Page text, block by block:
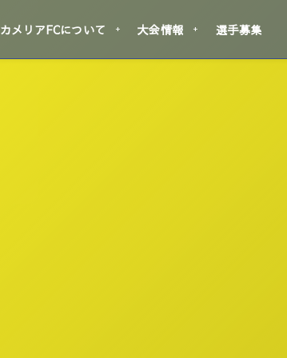
カメリアFCについて 大会情報 選手募集